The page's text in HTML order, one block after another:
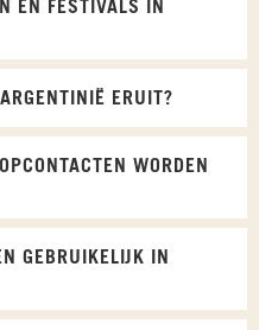
EN FESTIVALS IN
ERUIT?
WORDEN
GEBRUIKELIJK IN